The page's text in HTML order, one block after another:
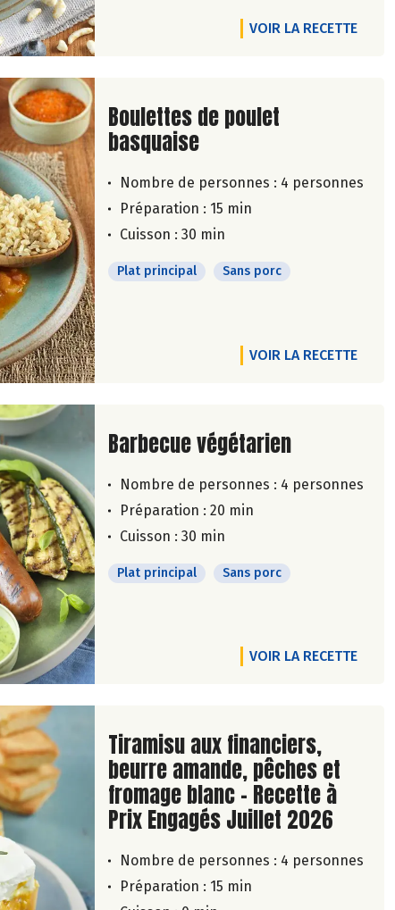
VOIR LA RECETTE
Lire la suite de la recette
Boulettes de poulet
basquaise
Nombre de personnes : 4 personnes
Préparation : 15 min
Cuisson : 30 min
Plat principal Sans porc
VOIR LA RECETTE
Lire la suite de la recette
Barbecue végétarien
Nombre de personnes : 4 personnes
Préparation : 20 min
Cuisson : 30 min
Plat principal Sans porc
VOIR LA RECETTE
Lire la suite de la recette
Tiramisu aux financiers,
beurre amande, pêches et
fromage blanc - Recette à
Prix Engagés Juillet 2026
Nombre de personnes : 4 personnes
Préparation : 15 min